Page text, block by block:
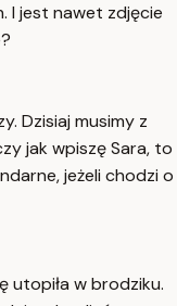
I jest nawet zdjęcie
Dzisiaj musimy z
jak wpiszę Sara, to
jeżeli chodzi o
utopiła w brodziku.